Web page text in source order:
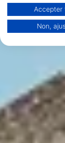
Comprendre les
données provenant
services. Utiliser des
Vous trouverez de
Les données
site Web/application.
Voir la liste des
Nous utilisons vos
Objectifs de
Stocker et/ou
un appareil
Accepter
Non,